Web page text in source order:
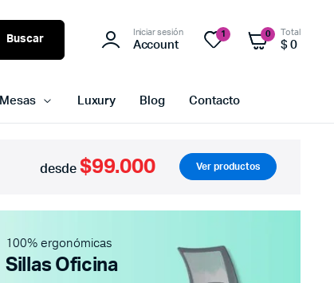
Buscar
Iniciar sesión
Account
1 0 Total
$ 0
Mesas Luxury Blog Contacto
desde $99.000 Ver productos
100% ergonómicas
Sillas Oficina